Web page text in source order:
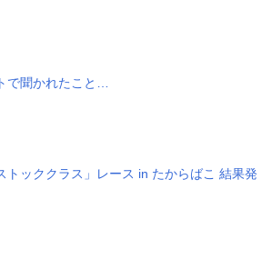
で聞かれたこと…
トッククラス」レース in たからばこ 結果発